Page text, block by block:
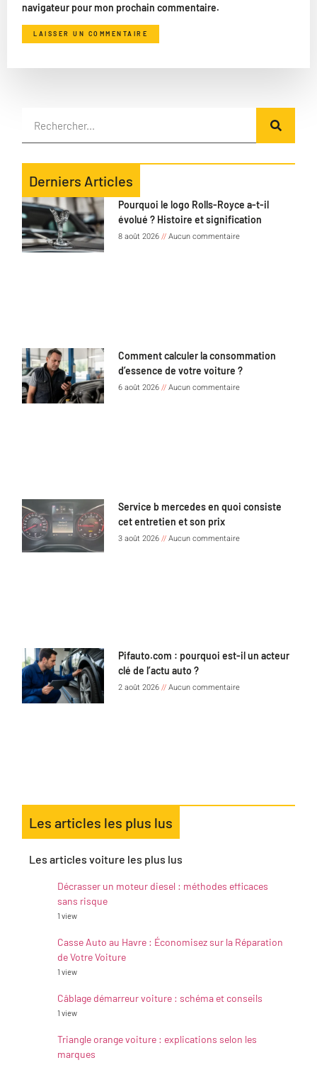
navigateur pour mon prochain commentaire.
Derniers Articles
Pourquoi le logo Rolls-Royce a-t-il
évolué ? Histoire et signification
8 août 2026 Aucun commentaire
Comment calculer la consommation
d’essence de votre voiture ?
6 août 2026 Aucun commentaire
Service b mercedes en quoi consiste
cet entretien et son prix
3 août 2026 Aucun commentaire
Pifauto.com : pourquoi est-il un acteur
clé de l’actu auto ?
2 août 2026 Aucun commentaire
Les articles les plus lus
Les articles voiture les plus lus
Décrasser un moteur diesel : méthodes efficaces
sans risque
1 view
Casse Auto au Havre : Économisez sur la Réparation
de Votre Voiture
1 view
Câblage démarreur voiture : schéma et conseils
1 view
Triangle orange voiture : explications selon les
marques